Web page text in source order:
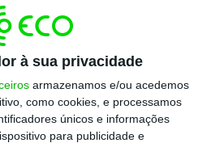
à sua privacidade
armazenamos e/ou acedemos
como cookies, e processamos
únicos e informações
para publicidade e
Premium